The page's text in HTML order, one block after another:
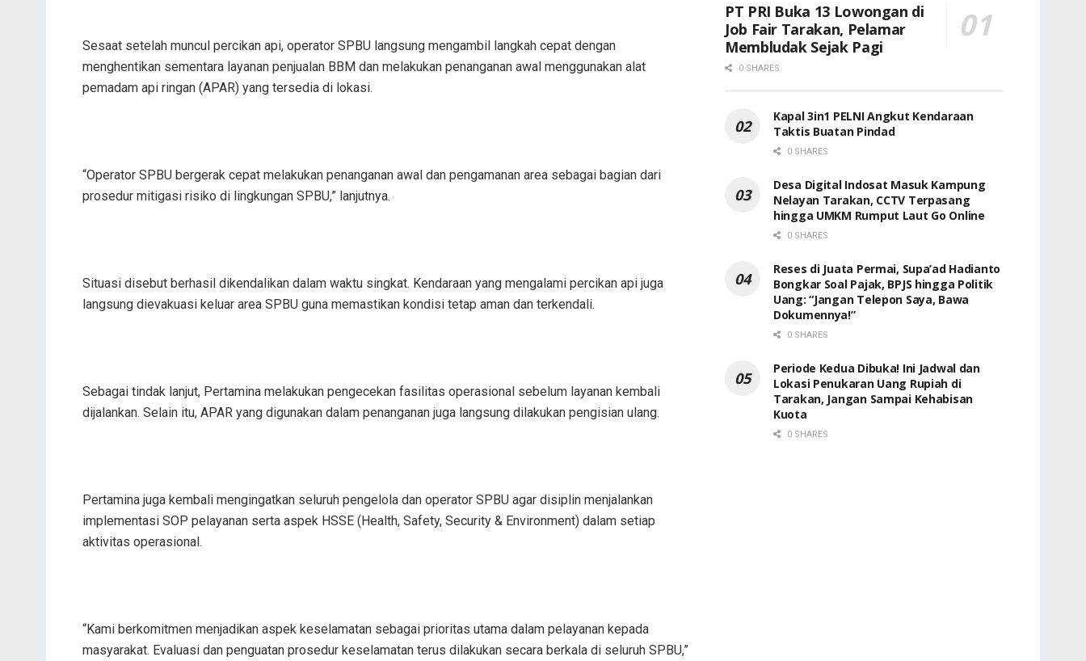
Sesaat setelah muncul percikan api, operator SPBU langsung mengambil langkah cepat dengan
menghentikan sementara layanan penjualan BBM dan melakukan penanganan awal menggunakan alat
pemadam api ringan (APAR) yang tersedia di lokasi.
“Operator SPBU bergerak cepat melakukan penanganan awal dan pengamanan area sebagai bagian dari
prosedur mitigasi risiko di lingkungan SPBU,” lanjutnya.
Situasi disebut berhasil dikendalikan dalam waktu singkat. Kendaraan yang mengalami percikan api juga
langsung dievakuasi keluar area SPBU guna memastikan kondisi tetap aman dan terkendali.
Sebagai tindak lanjut, Pertamina melakukan pengecekan fasilitas operasional sebelum layanan kembali
dijalankan. Selain itu, APAR yang digunakan dalam penanganan juga langsung dilakukan pengisian ulang.
Pertamina juga kembali mengingatkan seluruh pengelola dan operator SPBU agar disiplin menjalankan
implementasi SOP pelayanan serta aspek HSSE (Health, Safety, Security & Environment) dalam setiap
aktivitas operasional.
“Kami berkomitmen menjadikan aspek keselamatan sebagai prioritas utama dalam pelayanan kepada
masyarakat. Evaluasi dan penguatan prosedur keselamatan terus dilakukan secara berkala di seluruh SPBU,”
PT PRI Buka 13 Lowongan di
Job Fair Tarakan, Pelamar
Membludak Sejak Pagi
0 SHARES
Kapal 3in1 PELNI Angkut Kendaraan
Taktis Buatan Pindad
0 SHARES
Desa Digital Indosat Masuk Kampung
Nelayan Tarakan, CCTV Terpasang
hingga UMKM Rumput Laut Go Online
0 SHARES
Reses di Juata Permai, Supa’ad Hadianto
Bongkar Soal Pajak, BPJS hingga Politik
Uang: “Jangan Telepon Saya, Bawa
Dokumennya!”
0 SHARES
Periode Kedua Dibuka! Ini Jadwal dan
Lokasi Penukaran Uang Rupiah di
Tarakan, Jangan Sampai Kehabisan
Kuota
0 SHARES